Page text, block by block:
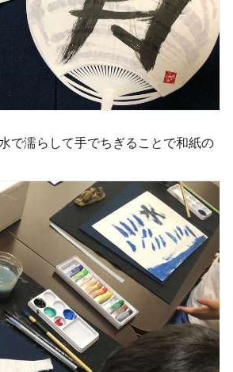
で濡らして手でちぎることで和紙の